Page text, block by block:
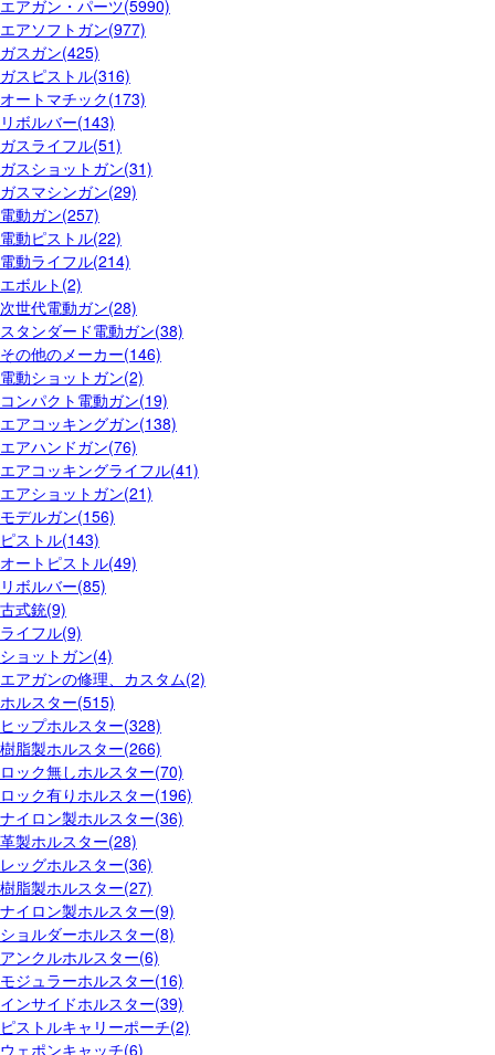
エアガン・パーツ(5990)
エアソフトガン(977)
ガスガン(425)
ガスピストル(316)
オートマチック(173)
リボルバー(143)
ガスライフル(51)
ガスショットガン(31)
ガスマシンガン(29)
電動ガン(257)
電動ピストル(22)
電動ライフル(214)
エボルト(2)
次世代電動ガン(28)
スタンダード電動ガン(38)
その他のメーカー(146)
電動ショットガン(2)
コンパクト電動ガン(19)
エアコッキングガン(138)
エアハンドガン(76)
エアコッキングライフル(41)
エアショットガン(21)
モデルガン(156)
ピストル(143)
オートピストル(49)
リボルバー(85)
古式銃(9)
ライフル(9)
ショットガン(4)
エアガンの修理、カスタム(2)
ホルスター(515)
ヒップホルスター(328)
樹脂製ホルスター(266)
ロック無しホルスター(70)
ロック有りホルスター(196)
ナイロン製ホルスター(36)
革製ホルスター(28)
レッグホルスター(36)
樹脂製ホルスター(27)
ナイロン製ホルスター(9)
ショルダーホルスター(8)
アンクルホルスター(6)
モジュラーホルスター(16)
インサイドホルスター(39)
ピストルキャリーポーチ(2)
ウェポンキャッチ(6)